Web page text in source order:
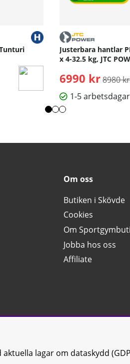
Justerbara hantlar
x 4-32.5 kg, JTC
6990 kr8980 kr
1-5 arbetsdagar
Om oss
Butiken i Skövde
Cookies
Om
Jobba hos oss
Affiliate
oss| All rights reserved | Org.nr:
lagar om dataskydd